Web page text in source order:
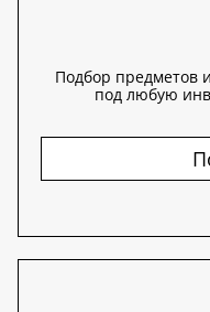
Подбор предметов
под любую